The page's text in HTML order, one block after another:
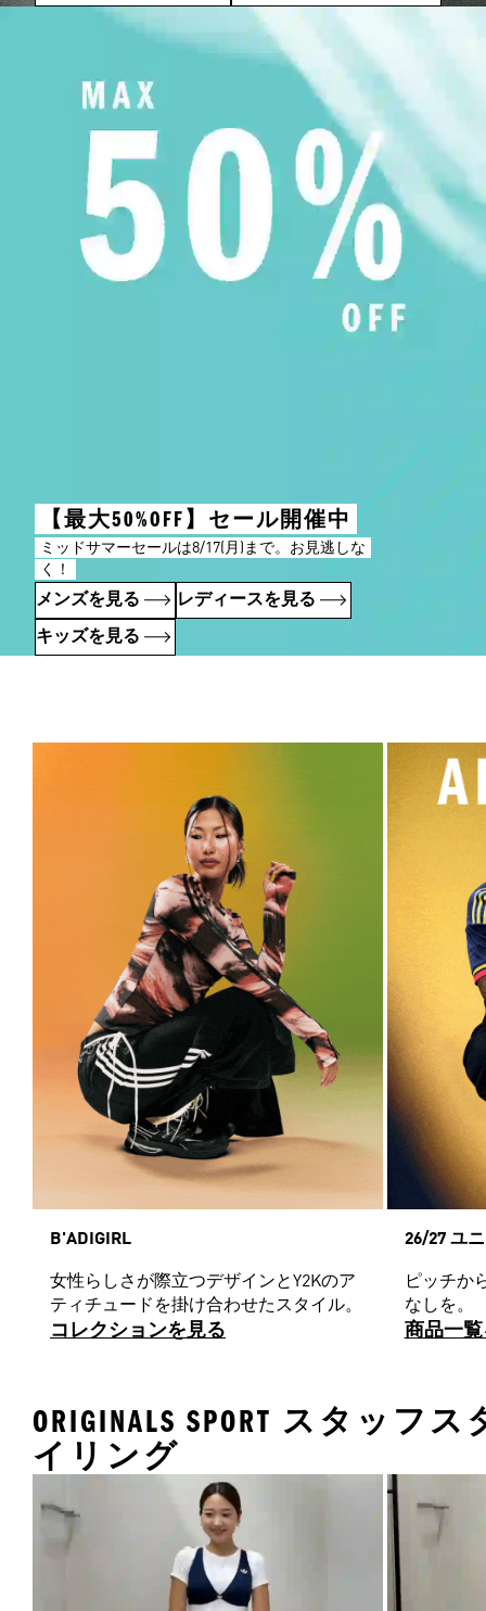
【最大50%OFF】セール開催中
ミッドサマーセールは8/17(月)まで。お見逃しな
く！
メンズを見る レディースを見る
キッズを見る
B'ADIGIRL
女性らしさが際立つデザインとY2Kのア
ティチュードを掛け合わせたスタイル。
コレクションを見る
26/27 ユ
ピッチか
なしを。
商品一
ORIGINALS SPORT スタッフス
イリング